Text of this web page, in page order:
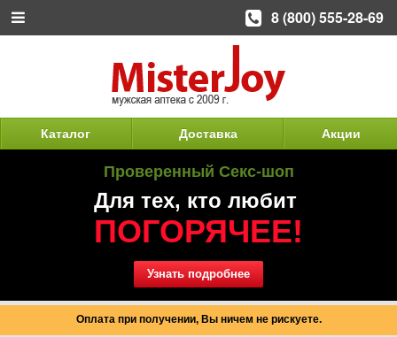
Каталог Доставка Акции
Проверенный Секс-шоп
Для тех, кто любит
ПОГОРЯЧЕЕ!
Узнать подробнее
Оплата при получении, Вы ничем не рискуете.
8 (800) 555-28-69